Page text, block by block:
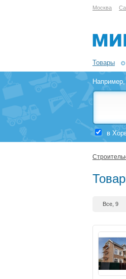
Москва
Товары
в
Все, 9